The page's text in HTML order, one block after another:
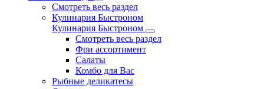
Смотреть весь раздел
Кулинария Быстроном
Кулинария Быстроном
Смотреть весь раздел
Фри ассортимент
Салаты
Комбо для Вас
Рыбные деликатесы